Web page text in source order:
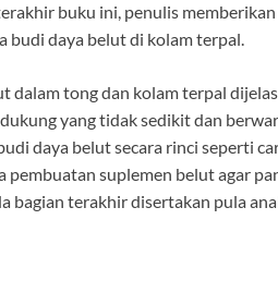
buku ini, penulis
budi daya belut di kolam terpal.
dalam tong dan kolam terpal
yang tidak sedikit dan
daya belut secara rinci seperti
suplemen belut agar
bagian terakhir disertakan pula